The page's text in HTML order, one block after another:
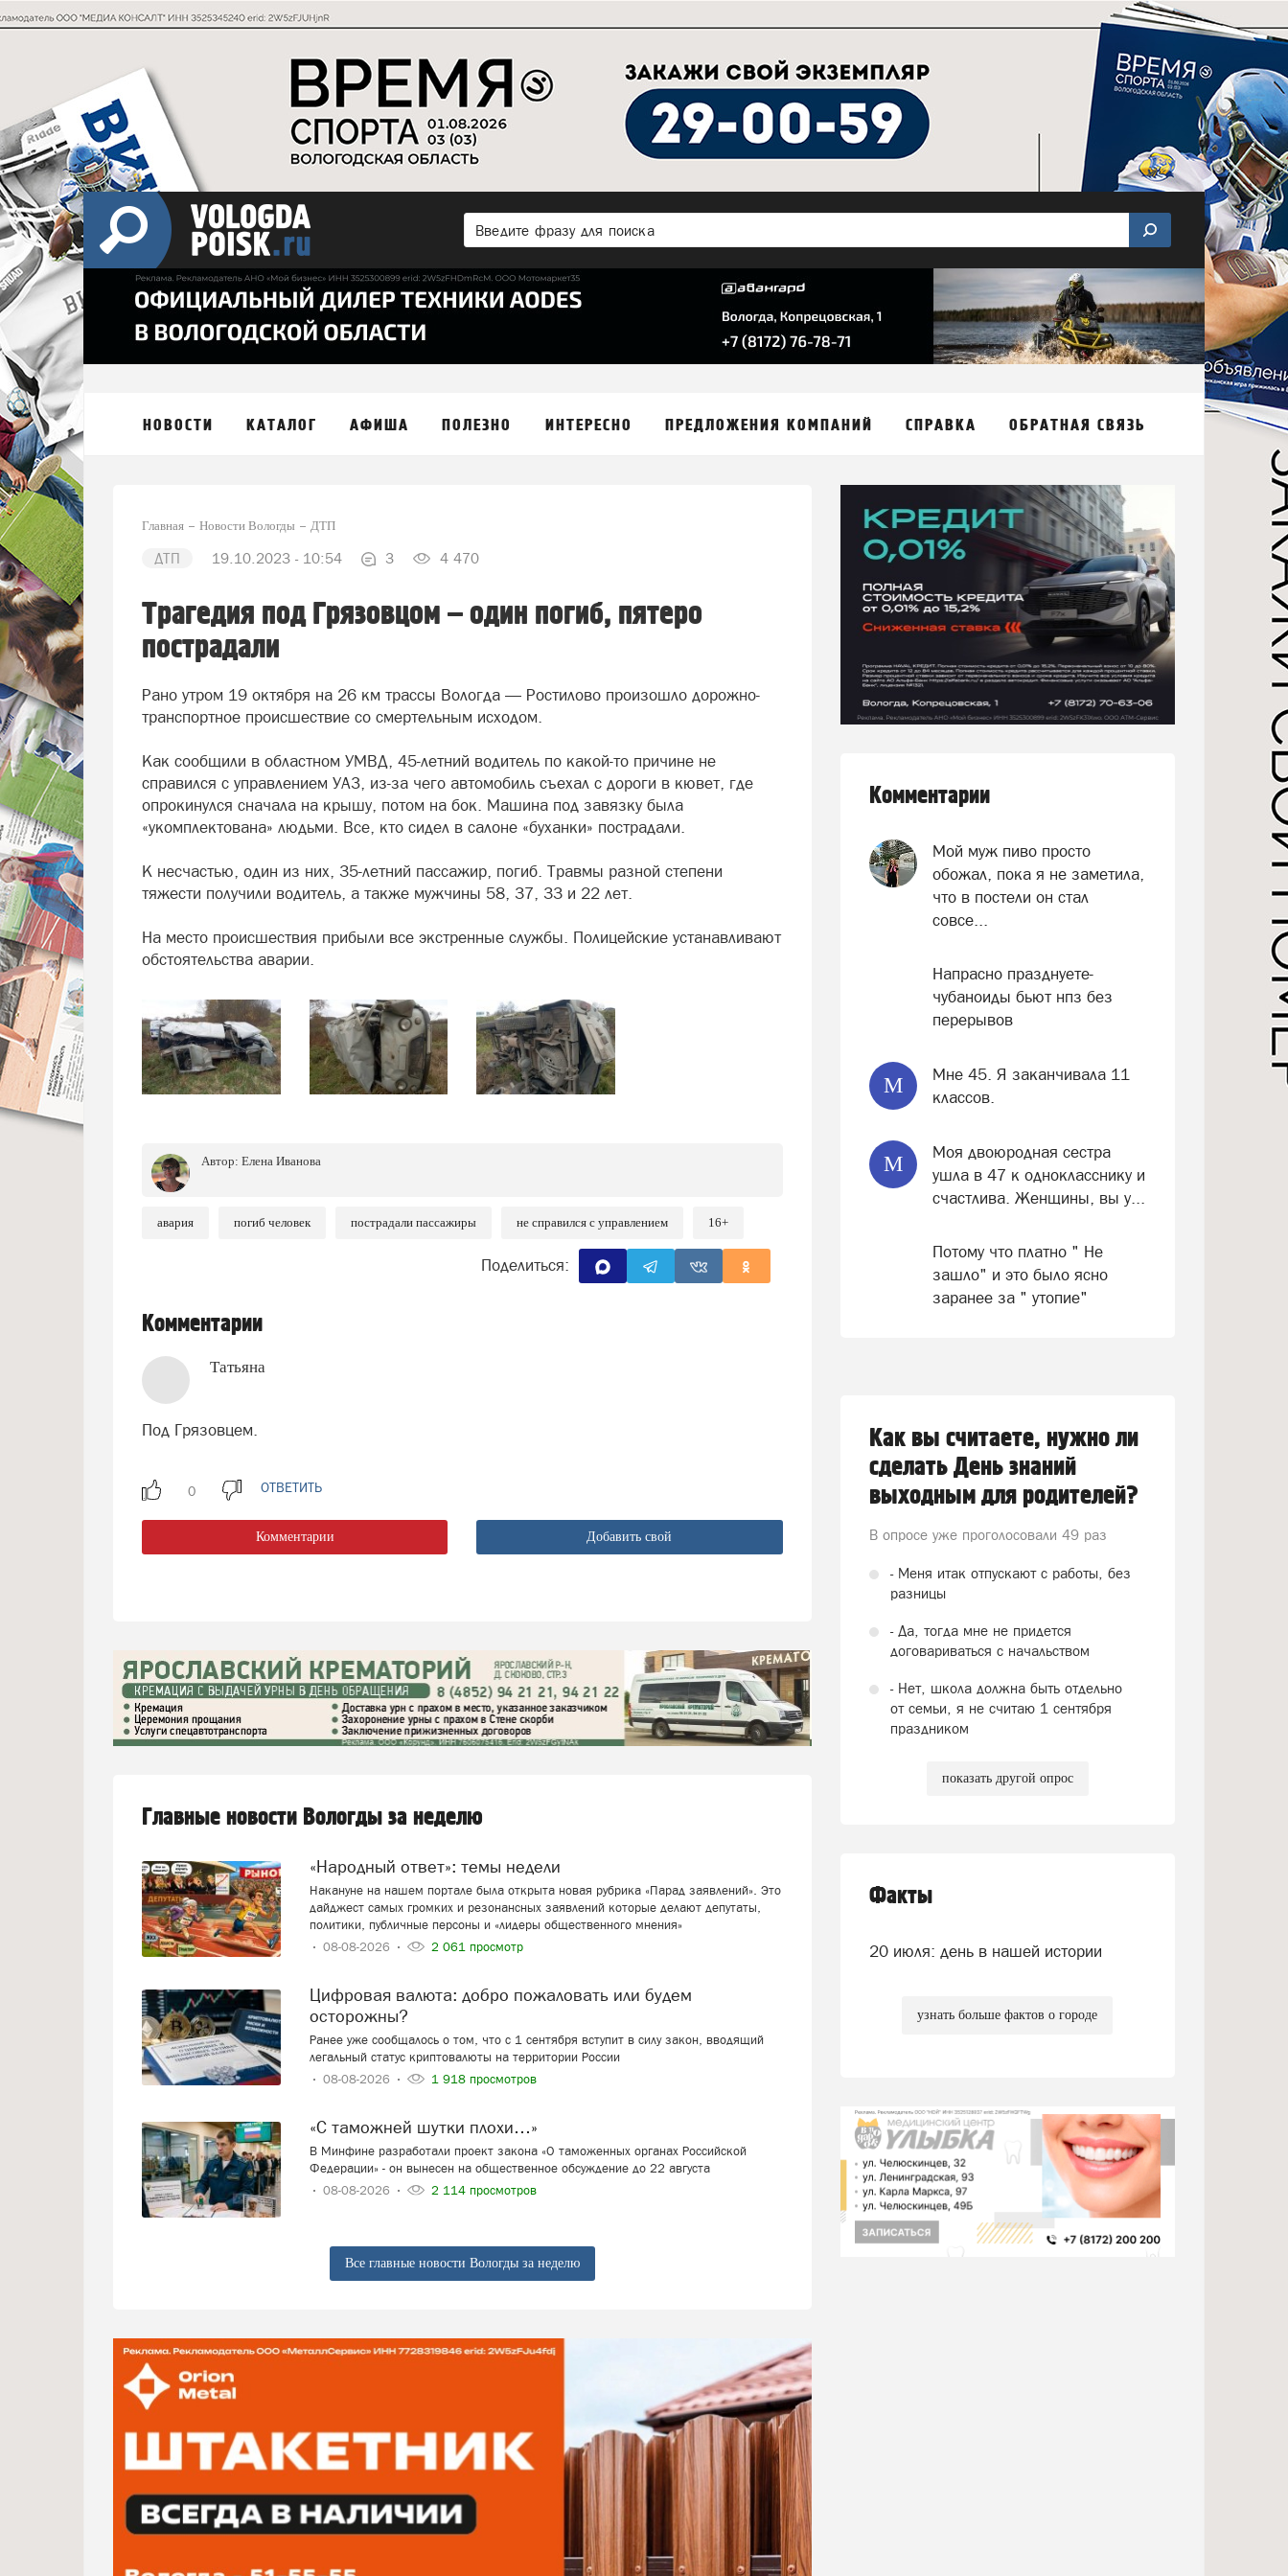
НОВОСТИ КАТАЛОГ АФИША ПОЛЕЗНО ИНТЕРЕСНО ПРЕДЛОЖЕНИЯ КОМПАНИЙ СПРАВКА ОБРАТНАЯ СВЯЗЬ
Главная Новости Вологды ДТП
ДТП 19.10.2023 - 10:54 3 4 470
Трагедия под Грязовцом – один погиб, пятеро
пострадали
Рано утром 19 октября на 26 км трассы Вологда — Ростилово произошло дорожно-
транспортное происшествие со смертельным исходом.
Как сообщили в областном УМВД, 45-летний водитель по какой-то причине не
справился с управлением УАЗ, из-за чего автомобиль съехал с дороги в кювет, где
опрокинулся сначала на крышу, потом на бок. Машина под завязку была
«укомплектована» людьми. Все, кто сидел в салоне «буханки» пострадали.
К несчастью, один из них, 35-летний пассажир, погиб. Травмы разной степени
тяжести получили водитель, а также мужчины 58, 37, 33 и 22 лет.
На место происшествия прибыли все экстренные службы. Полицейские устанавливают
обстоятельства аварии.
Автор: Елена Иванова
авария погиб человек пострадали пассажиры не справился с управлением 16+
Поделиться:
Комментарии
Татьяна
Под Грязовцем.
ОТВЕТИТЬ
Комментарии Добавить свой
Главные новости Вологды за неделю
«Народный ответ»: темы недели
Накануне на нашем портале была открыта новая рубрика «Парад заявлений». Это
дайджест самых громких и резонансных заявлений которые делают депутаты,
политики, публичные персоны и «лидеры общественного мнения»
08-08-2026
2 061 просмотр
Цифровая валюта: добро пожаловать или будем
осторожны?
Ранее уже сообщалось о том, что с 1 сентября вступит в силу закон, вводящий
легальный статус криптовалюты на территории России
08-08-2026
1 918 просмотров
«С таможней шутки плохи…»
В Минфине разработали проект закона «О таможенных органах Российской
Федерации» - он вынесен на общественное обсуждение до 22 августа
08-08-2026
2 114 просмотров
Все главные новости Вологды за неделю
Комментарии
Мой муж пиво просто
обожал, пока я не заметила,
что в постели он стал
совсе...
Напрасно празднуете-
чубаноиды бьют нпз без
перерывов
М
Мне 45. Я заканчивала 11
классов.
М
Моя двоюродная сестра
ушла в 47 к однокласснику и
счастлива. Женщины, вы у...
Потому что платно " Не
зашло" и это было ясно
заранее за " утопие"
Как вы считаете, нужно ли
сделать День знаний
выходным для родителей?
В опросе уже проголосовали 49 раз
- Меня итак отпускают с работы, без
разницы
- Да, тогда мне не придется
договариваться с начальством
- Нет, школа должна быть отдельно
от семьи, я не считаю 1 сентября
праздником
показать другой опрос
Факты
20 июля: день в нашей истории
узнать больше фактов о городе